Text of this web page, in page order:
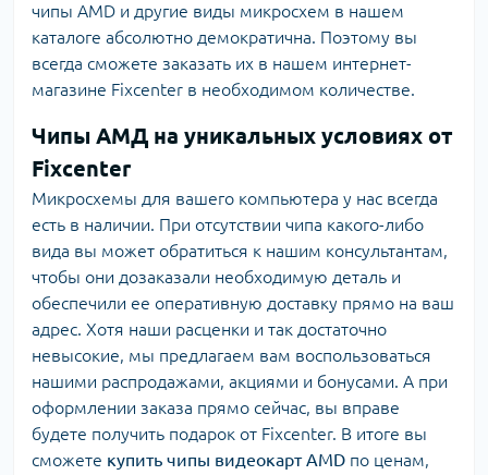
чипы AMD и другие виды микросхем в нашем
каталоге абсолютно демократична. Поэтому вы
всегда сможете заказать их в нашем интернет-
магазине Fixcenter в необходимом количестве.
Чипы АМД на уникальных условиях от
Fixcenter
Микросхемы для вашего компьютера у нас всегда
есть в наличии. При отсутствии чипа какого-либо
вида вы может обратиться к нашим консультантам,
чтобы они дозаказали необходимую деталь и
обеспечили ее оперативную доставку прямо на ваш
адрес. Хотя наши расценки и так достаточно
невысокие, мы предлагаем вам воспользоваться
нашими распродажами, акциями и бонусами. А при
оформлении заказа прямо сейчас, вы вправе
будете получить подарок от Fixcenter. В итоге вы
сможете купить чипы видеокарт AMD по ценам,